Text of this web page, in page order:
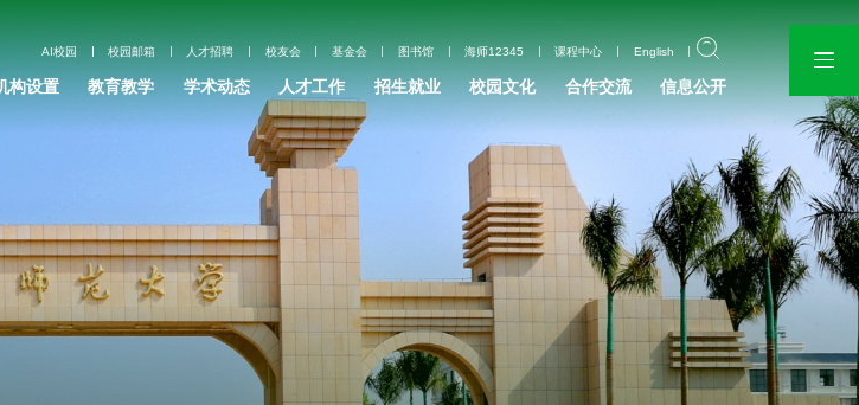
AI校园 校园邮箱 人才招聘 校友会 基金会 图书馆 海师12345 课程中心 English
构设置 教育教学 学术动态 人才工作 招生就业 校园文化 合作交流 信息公开